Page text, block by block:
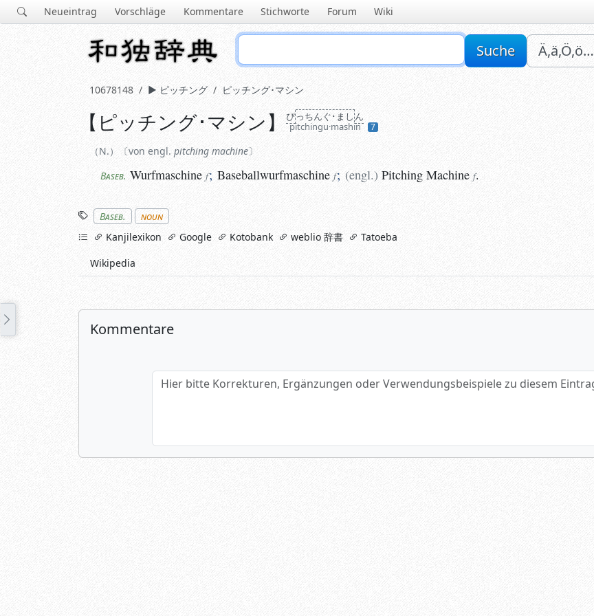
Neueintrag Vorschläge Kommentare Stichworte Forum Wiki
Suche Ä,ä,Ö,ö…
10678148 ピッチング ピッチング･マシン
N. von engl.pitching machine
Baseb. Wurfmaschinef Baseballwurfmaschine
【 ピッチング･マシン】 ぴっちんぐ･ましん
pitchingu·mashin
7
N. von engl. pitching machine
Baseb. Wurfmaschine f; Baseballwurfmaschine f; (engl.) PitchingMachine f.
Stichworte
Baseb.
noun
linksKanjilexikon Google Kotobank weblio 辞書
Tatoeba
Wikipedia
Kommentare
Hier bitte Korrekturen, Ergänzungen oder Verwendungsbeispiele zu diesem Eintrag eintragen.